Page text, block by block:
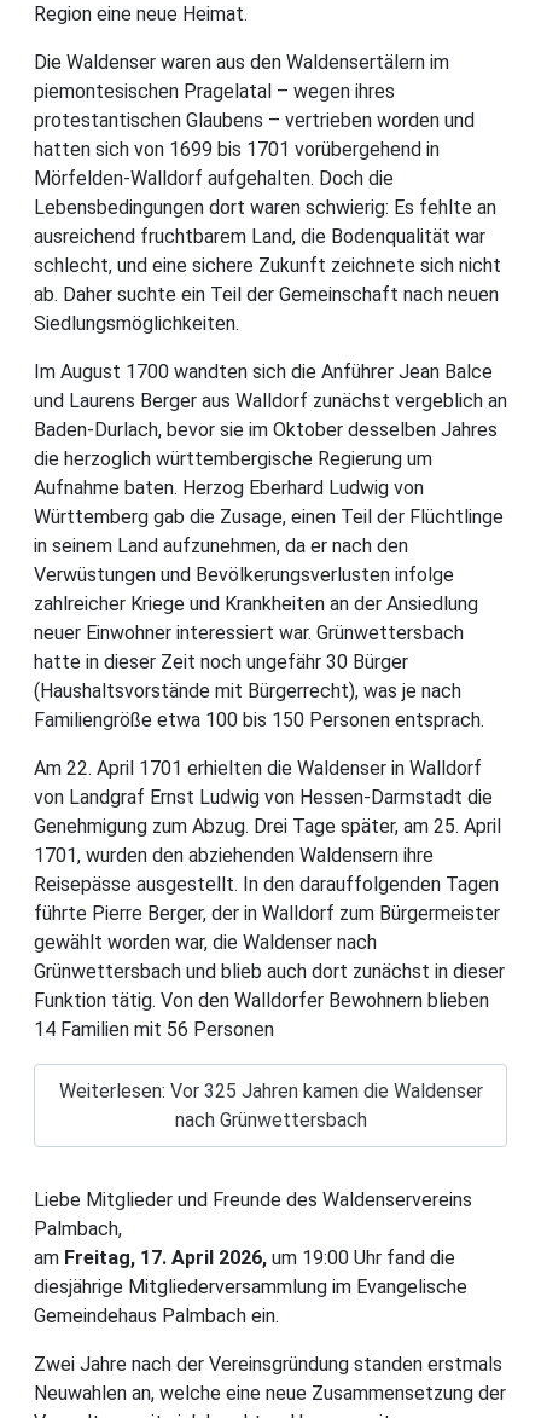
Region eine neue Heimat.
Die Waldenser waren aus den Waldensertälern im
piemontesischen Pragelatal – wegen ihres
protestantischen Glaubens – vertrieben worden und
hatten sich von 1699 bis 1701 vorübergehend in
Mörfelden-Walldorf aufgehalten. Doch die
Lebensbedingungen dort waren schwierig: Es fehlte an
ausreichend fruchtbarem Land, die Bodenqualität war
schlecht, und eine sichere Zukunft zeichnete sich nicht
ab. Daher suchte ein Teil der Gemeinschaft nach neuen
Siedlungsmöglichkeiten.
Im August 1700 wandten sich die Anführer Jean Balce
und Laurens Berger aus Walldorf zunächst vergeblich an
Baden-Durlach, bevor sie im Oktober desselben Jahres
die herzoglich württembergische Regierung um
Aufnahme baten. Herzog Eberhard Ludwig von
Württemberg gab die Zusage, einen Teil der Flüchtlinge
in seinem Land aufzunehmen, da er nach den
Verwüstungen und Bevölkerungsverlusten infolge
zahlreicher Kriege und Krankheiten an der Ansiedlung
neuer Einwohner interessiert war. Grünwettersbach
hatte in dieser Zeit noch ungefähr 30 Bürger
(Haushaltsvorstände mit Bürgerrecht), was je nach
Familiengröße etwa 100 bis 150 Personen entsprach.
Am 22. April 1701 erhielten die Waldenser in Walldorf
von Landgraf Ernst Ludwig von Hessen-Darmstadt die
Genehmigung zum Abzug. Drei Tage später, am 25. April
1701, wurden den abziehenden Waldensern ihre
Reisepässe ausgestellt. In den darauffolgenden Tagen
führte Pierre Berger, der in Walldorf zum Bürgermeister
gewählt worden war, die Waldenser nach
Grünwettersbach und blieb auch dort zunächst in dieser
Funktion tätig. Von den Walldorfer Bewohnern blieben
14 Familien mit 56 Personen
Weiterlesen: Vor 325 Jahren kamen die Waldenser
nach Grünwettersbach
Liebe Mitglieder und Freunde des Waldenservereins
Palmbach,
am Freitag, 17. April 2026, um 19:00 Uhr fand die
diesjährige Mitgliederversammlung im Evangelische
Gemeindehaus Palmbach ein.
Zwei Jahre nach der Vereinsgründung standen erstmals
Neuwahlen an, welche eine neue Zusammensetzung der